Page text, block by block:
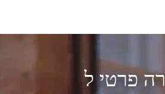
פרטי ל